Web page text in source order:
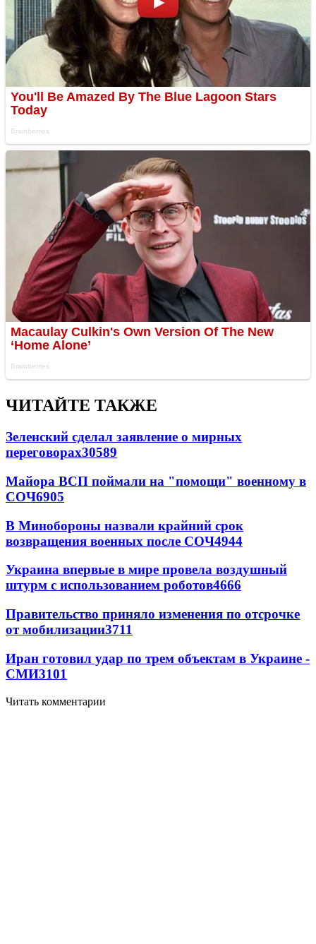
ЧИТАЙТЕ ТАКЖЕ
Зеленский сделал заявление о мирных
переговорах30589
Майора ВСП поймали на "помощи" военному в
СОЧ6905
В Минобороны назвали крайний срок
возвращения военных после СОЧ4944
Украина впервые в мире провела воздушный
штурм с использованием роботов4666
Правительство приняло изменения по отсрочке
от мобилизации3711
Иран готовил удар по трем объектам в Украине -
СМИ3101
Читать комментарии